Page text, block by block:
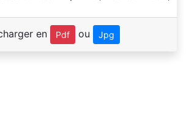
en Pdf ou Jpg